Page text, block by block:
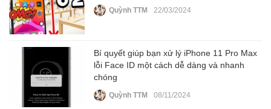
Quỳnh TTM 22/03/2024
Bí quyết giúp bạn xử lý iPhone 11 Pro Max
lỗi Face ID một cách dễ dàng và nhanh
chóng
Quỳnh TTM 08/11/2024